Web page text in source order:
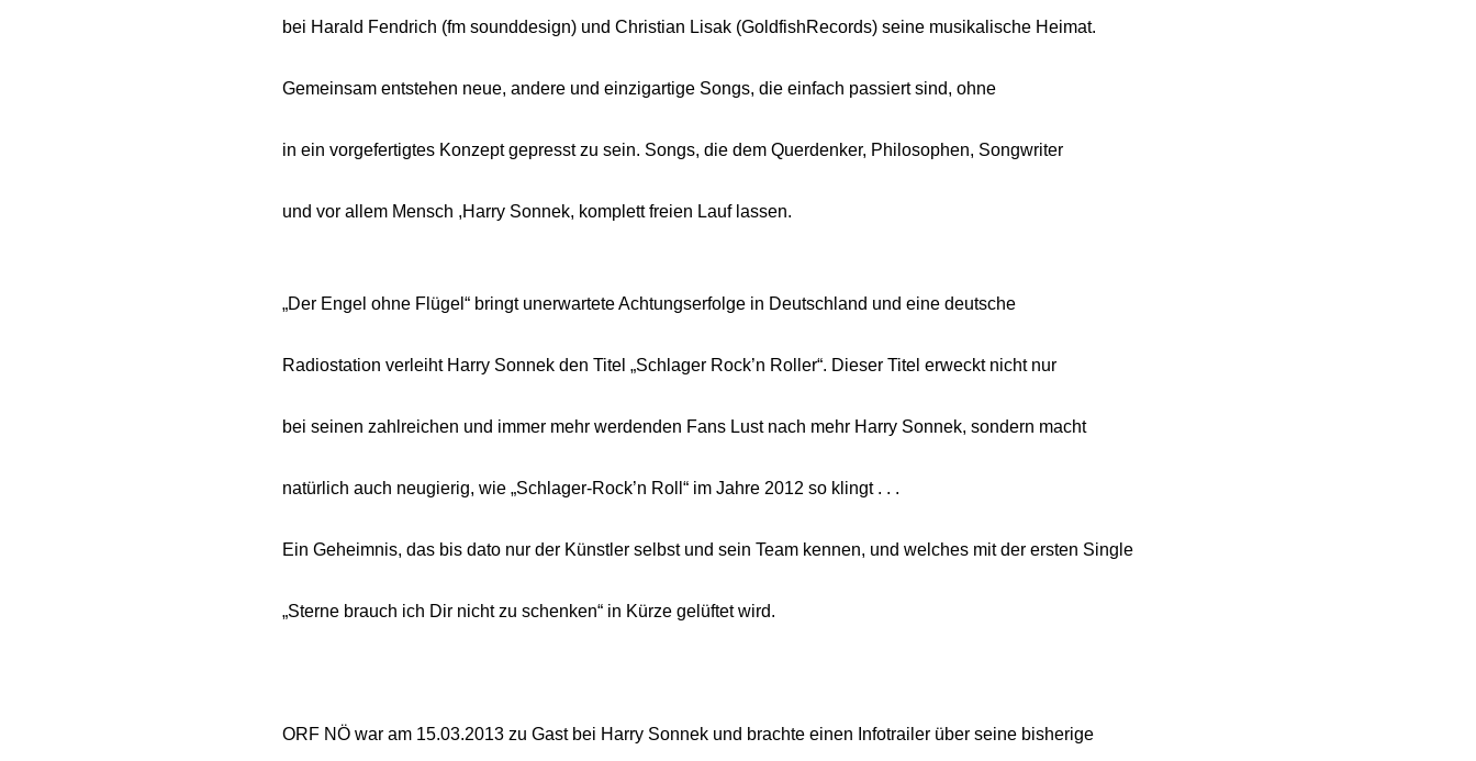
bei Harald Fendrich (fm sounddesign) und Christian Lisak (GoldfishRecords) seine musikalische Heimat.
Gemeinsam entstehen neue, andere und einzigartige Songs, die einfach passiert sind, ohne
in ein vorgefertigtes Konzept gepresst zu sein. Songs, die dem Querdenker, Philosophen, Songwriter
und vor allem Mensch ,Harry Sonnek, komplett freien Lauf lassen.
„Der Engel ohne Flügel“ bringt unerwartete Achtungserfolge in Deutschland und eine deutsche
Radiostation verleiht Harry Sonnek den Titel „Schlager Rock’n Roller“. Dieser Titel erweckt nicht nur
bei seinen zahlreichen und immer mehr werdenden Fans Lust nach mehr Harry Sonnek, sondern macht
natürlich auch neugierig, wie „Schlager-Rock’n Roll“ im Jahre 2012 so klingt . . .
Ein Geheimnis, das bis dato nur der Künstler selbst und sein Team kennen, und welches mit der ersten Single
„Sterne brauch ich Dir nicht zu schenken“ in Kürze gelüftet wird.
ORF NÖ war am 15.03.2013 zu Gast bei Harry Sonnek und brachte einen Infotrailer über seine bisherige